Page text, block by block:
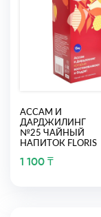
АССАМ И
ДАРДЖИЛИНГ
№25 ЧАЙНЫЙ
НАПИТОК FLORIS
1 100 ₸